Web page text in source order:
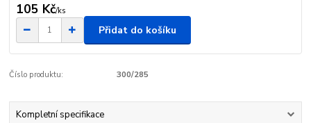
105 Kč/ks
Přidat do košíku
Číslo produktu: 300/285
Kompletní specifikace